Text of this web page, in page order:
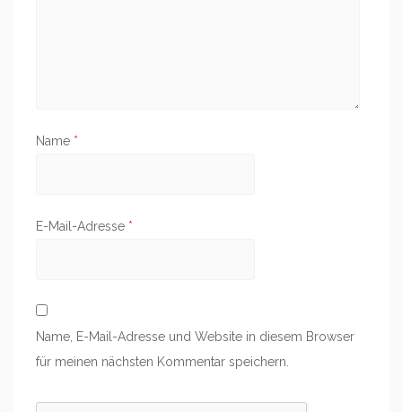
Name *
E-Mail-Adresse *
Name, E-Mail-Adresse und Website in diesem Browser
für meinen nächsten Kommentar speichern.